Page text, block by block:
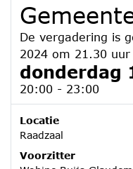
De vergadering is
2024 om 21.30
donderdag
20:00 - 23:00
Locatie
Raadzaal
Voorzitter